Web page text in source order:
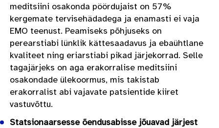
meditsiini osakonda pöördujaist on 57%
kergemate tervisehädadega ja enamasti ei vaja
EMO teenust. Peamiseks põhjuseks on
perearstiabi lünklik kättesaadavus ja ebaühtlane
kvaliteet ning eriarstiabi pikad järjekorrad. Selle
tagajärjeks on aga erakorralise meditsiini
osakondade ülekoormus, mis takistab
erakorralist abi vajavate patsientide kiiret
vastuvõttu.
Statsionaarsesse õendusabisse jõuavad järjest